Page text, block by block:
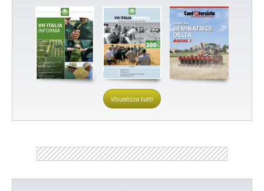
Visualizza tutti